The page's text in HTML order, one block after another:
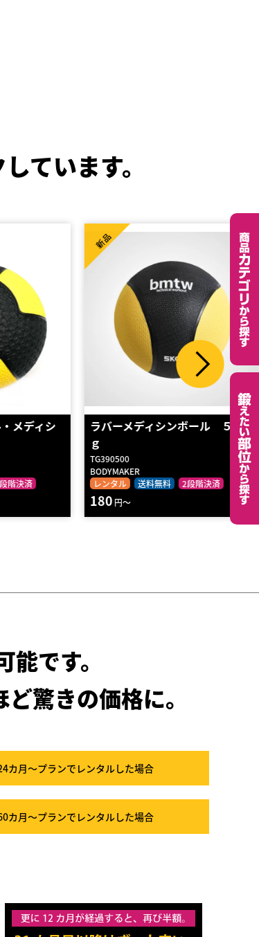
ています。
ール ５ｋ
2段階決済
アメリカンバーベル・スラムボ
ール 55KG
MBSL2KG-55
STRENGTH ASIA
レンタル
送料無料 2段階決済
新品
1490円～
です。
驚きの価格に。
カ月～プランでレンタルした場合
カ月～プランでレンタルした場合